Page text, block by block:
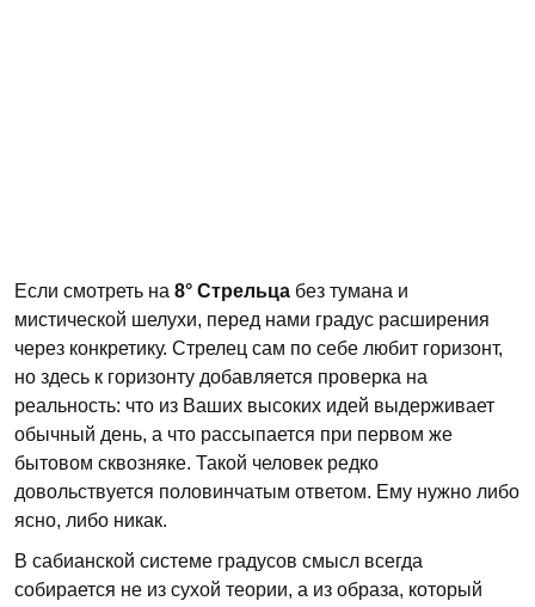
Если смотреть на 8° Стрельца без тумана и
мистической шелухи, перед нами градус расширения
через конкретику. Стрелец сам по себе любит горизонт,
но здесь к горизонту добавляется проверка на
реальность: что из Ваших высоких идей выдерживает
обычный день, а что рассыпается при первом же
бытовом сквозняке. Такой человек редко
довольствуется половинчатым ответом. Ему нужно либо
ясно, либо никак.
В сабианской системе градусов смысл всегда
собирается не из сухой теории, а из образа, который